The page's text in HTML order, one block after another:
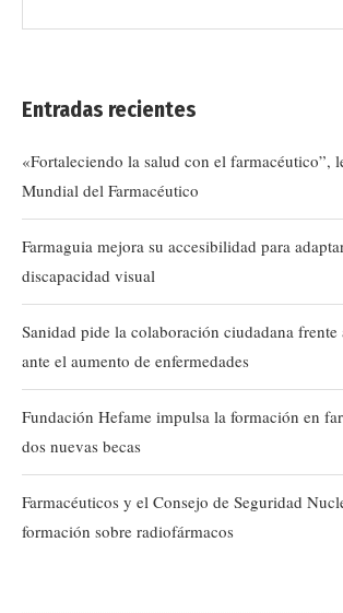
Entradas recientes
«Fortaleciendo la salud con el farmacéutico”,
Mundial del Farmacéutico
Farmaguia mejora su accesibilidad para
discapacidad visual
Sanidad pide la colaboración ciudadana
ante el aumento de enfermedades
Fundación Hefame impulsa la formación en
dos nuevas becas
Farmacéuticos y el Consejo de Seguridad
formación sobre radiofármacos